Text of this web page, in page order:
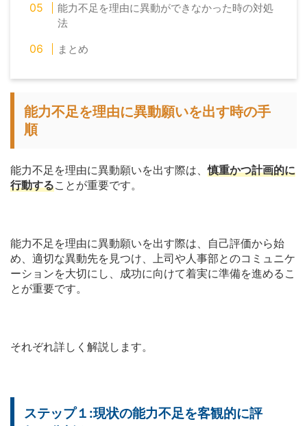
能力不足を理由に異動ができなかった時の対処
法
まとめ
能力不足を理由に異動願いを出す時の手
順
能力不足を理由に異動願いを出す際は、慎重かつ計画的に
行動することが重要です。
能力不足を理由に異動願いを出す際は、自己評価から始
め、適切な異動先を見つけ、上司や人事部とのコミュニケ
ーションを大切にし、成功に向けて着実に準備を進めるこ
とが重要です。
それぞれ詳しく解説します。
ステップ１:現状の能力不足を客観的に評